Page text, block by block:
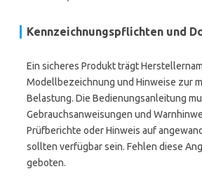
Kennzeichnungspflichten und
Ein sicheres Produkt trägt
Modellbezeichnung und Hinweise zur
Belastung. Die Bedienungsanleitung
Gebrauchsanweisungen und
Prüfberichte oder Hinweis auf
sollten verfügbar sein. Fehlen diese
geboten.